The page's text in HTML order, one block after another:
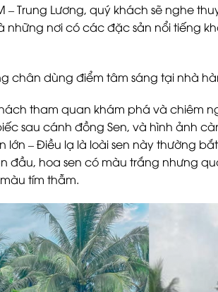
– Trung Lương, quý khách sẽ nghe
những nơi có các đặc sản nổi tiếng
chân dùng điểm tâm sáng tại nhà
tham quan khám phá và chiêm
sau cánh đồng Sen, và hình ảnh
lớn – Điều lạ là loài sen này thường
đầu, hoa sen có màu trắng nhưng
tím thẫm.